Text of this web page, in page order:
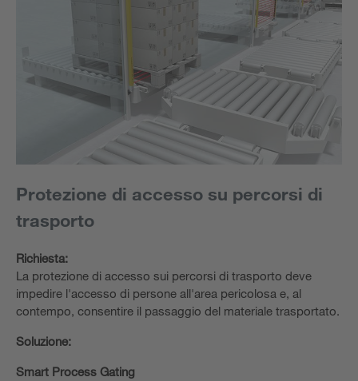
Protezione di accesso su percorsi di
trasporto
Richiesta:
La protezione di accesso sui percorsi di trasporto deve
impedire l'accesso di persone all'area pericolosa e, al
contempo, consentire il passaggio del materiale trasportato.
Soluzione:
Smart Process Gating